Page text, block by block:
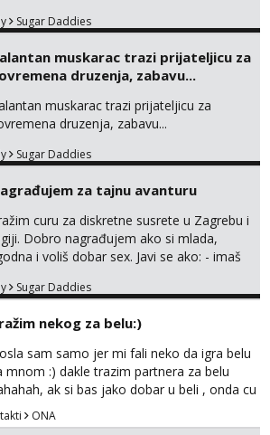
na mail . Molim ako je moguce prvi mail
pozalit
Sugar Daddies
muskarac trazi prijateljicu za
druzenja, zabavu...
muskarac trazi prijateljicu za
druzenja, zabavu...
Sugar Daddies
za tajnu avanturu
curu za diskretne susrete u Zagrebu i
Dobro nagrađujem ako si mlada,
i voliš dobar sex. Javi se ako: - imaš
- se dobro ljubiš - si fleksibilna s
radnim danom (vikendi i noći su za
- vodiš brigu o zdravlju i koristiš
Ne javljajte se: - debele - frajeri i
Sugar Daddies
nekog za belu:)
sam samo jer mi fali neko da igra belu
mnom :) dakle trazim partnera za belu
ak si bas jako dobar u beli , onda cu
za dalje Klikni na link ispod i nadji me
cekam te!
ONA